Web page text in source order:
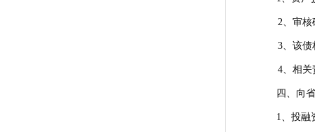
2、审核
3、该债
4、相关
四、向省
1、投融